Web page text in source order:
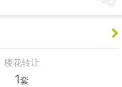
楼花转让
1套